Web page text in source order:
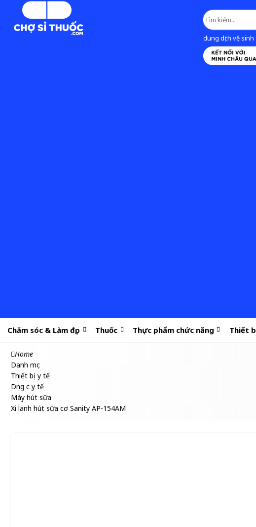
dung dịch vệ
Chăm sóc & Làm đẹp Thuốc Thực phẩm chức năng Thiết
Home
Danh mục
Thiết bị y tế
Dụng cụ y tế
Máy hút sữa
Xi lanh hút sữa cơ Sanity AP-154AM